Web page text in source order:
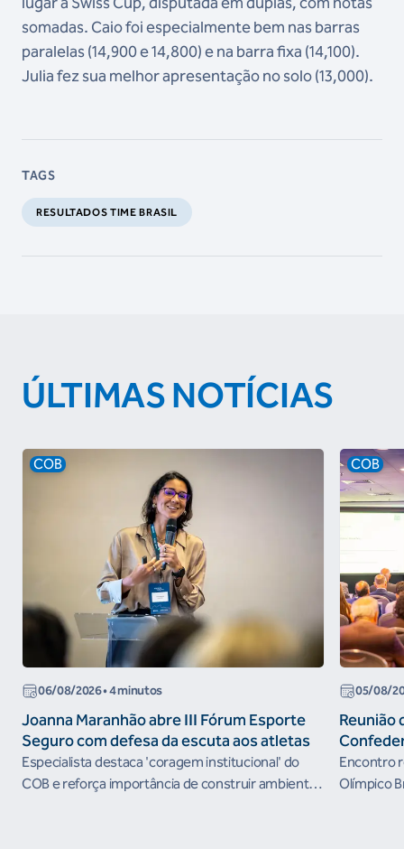
somadas. Caio foi especialmente bem nas barras
paralelas (14,900 e 14,800) e na barra fixa (14,100).
Julia fez sua melhor apresentação no solo (13,000).
TAGS
RESULTADOS TIME BRASIL
ÚLTIMAS NOTÍCIAS
COB
06/08/2026• 4 minutos
Joanna Maranhão abre III Fórum Esporte
Seguro com defesa da escuta aos atletas
Especialista destaca 'coragem institucional' do
COB e reforça importância de construir ambientes
COB
05/08/
Reunião
the
Encontro
Olímpico